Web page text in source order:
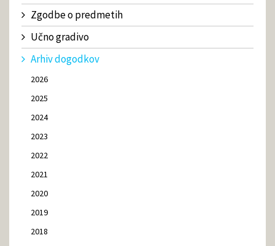
Zgodbe o predmetih
Učno gradivo
Arhiv dogodkov
2026
2025
2024
2023
2022
2021
2020
2019
2018